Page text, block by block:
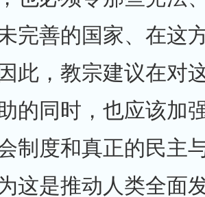
完善的国家、在这
此，教宗建议在对
的同时，也应该加
制度和真正的民主
这是推动人类全面